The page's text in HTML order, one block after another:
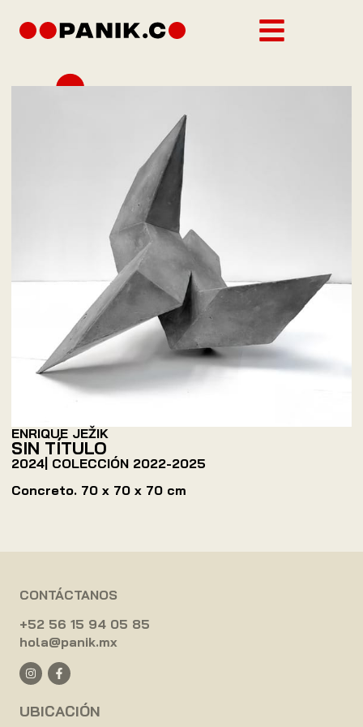
ENRIQUE JEŽIK
SIN TÍTULO
2024 | COLECCIÓN 2022-2025
Concreto. 70 x 70 x 70 cm
CONTÁCTANOS
+52 56 15 94 05 85
hola@panik.mx
UBICACIÓN